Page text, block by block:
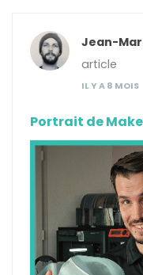
Jean-
article
IL Y A 8 MOIS
Portrait de